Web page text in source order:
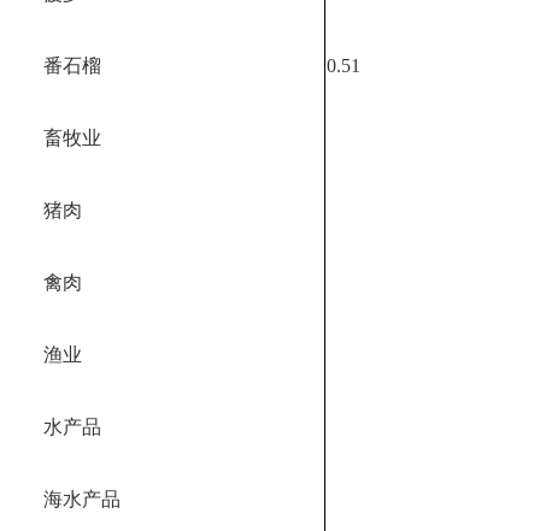
番石榴 0.51
畜牧业
猪肉
禽肉
渔业
水产品
海水产品